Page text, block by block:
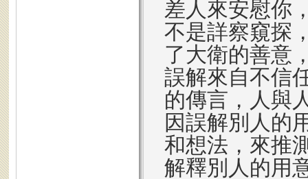
差人來安慰你
不是詳察窺探
了大衛的善意
誤解來自不信
的傳言，人與
因誤解別人的
和想法，來推
解釋別人的用